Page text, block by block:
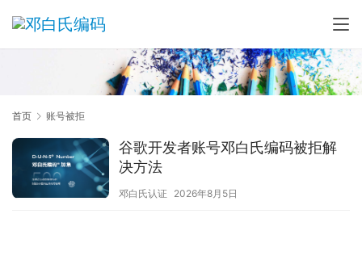
首页 账号被拒
谷歌开发者账号邓白氏编码被拒解
决方法
邓白氏认证 2026年8月5日